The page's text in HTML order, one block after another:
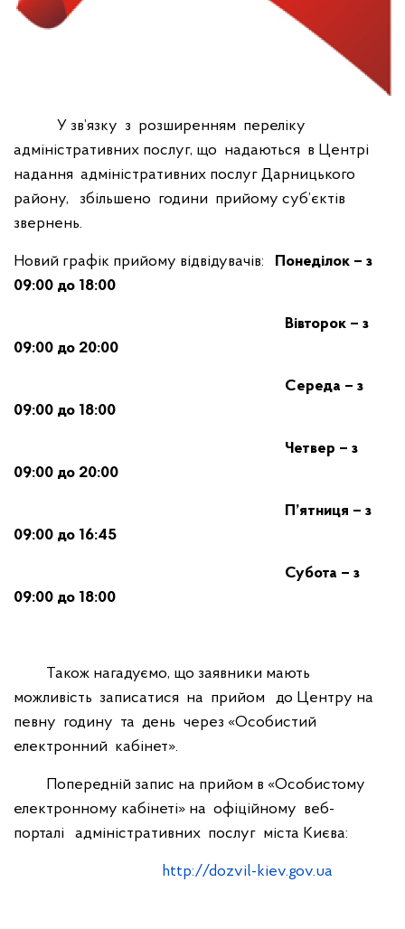
У зв’язку з розширенням переліку
адміністративних послуг, що надаються в Центрі
надання адміністративних послуг Дарницького
району, збільшено години прийому суб’єктів
звернень.
Новий графік прийому відвідувачів:
Понеділок – з
09:00 до 18:00
Вівторок – з
09:00 до 20:00
Середа – з
09:00 до 18:00
Четвер – з
09:00 до 20:00
П’ятниця – з
09:00 до 16:45
Субота – з
09:00 до 18:00
Також нагадуємо, що заявники мають
можливість записатися на прийом до Центру на
певну годину та день через «Особистий
електронний кабінет».
Попередній запис на прийом в «Особистому
електронному кабінеті» на офіційному веб-
порталі адміністративних послуг міста Києва:
http://dozvil-kiev.gov.ua